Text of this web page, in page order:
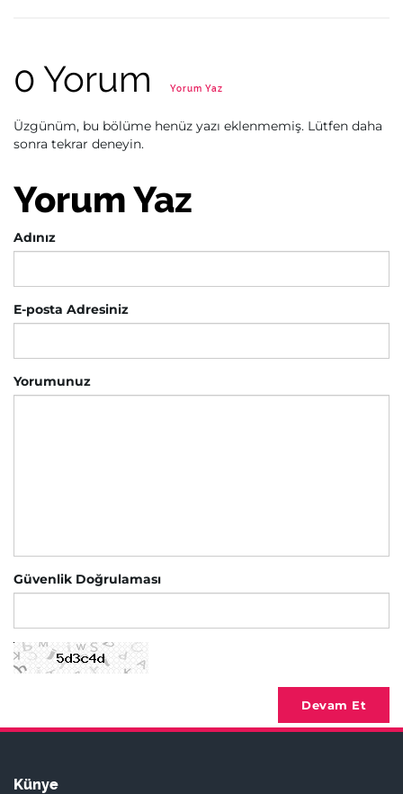
0 Yorum Yorum Yaz
Üzgünüm, bu bölüme henüz yazı eklenmemiş. Lütfen daha
sonra tekrar deneyin.
Yorum Yaz
Adınız
E-posta Adresiniz
Yorumunuz
Güvenlik Doğrulaması
Devam Et
Künye